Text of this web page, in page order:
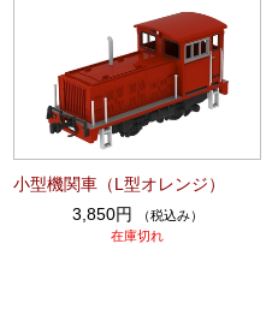
小型機関車（L型オレンジ）
3,850円
（税込み）
在庫切れ